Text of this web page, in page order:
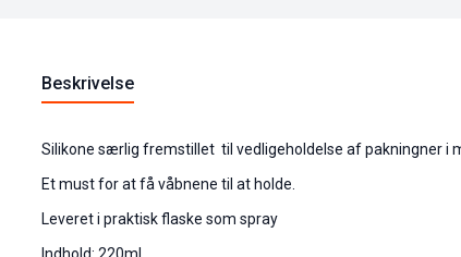
Beskrivelse
Silikone særlig fremstillet til vedligeholdelse af pakningner i
Et must for at få våbnene til at holde.
Leveret i praktisk flaske som spray
Indhold: 220ml